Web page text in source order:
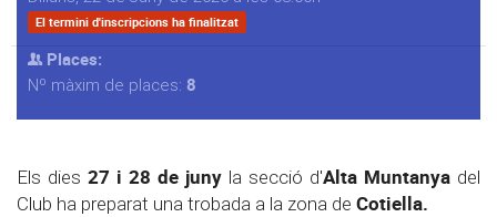
El termini d'inscripcions ha finalitzat
Places:
Nº màxim de places: 8
Els dies 27 i 28 de juny la secció d'Alta Muntanya del
Club ha preparat una trobada a la zona de Cotiella.